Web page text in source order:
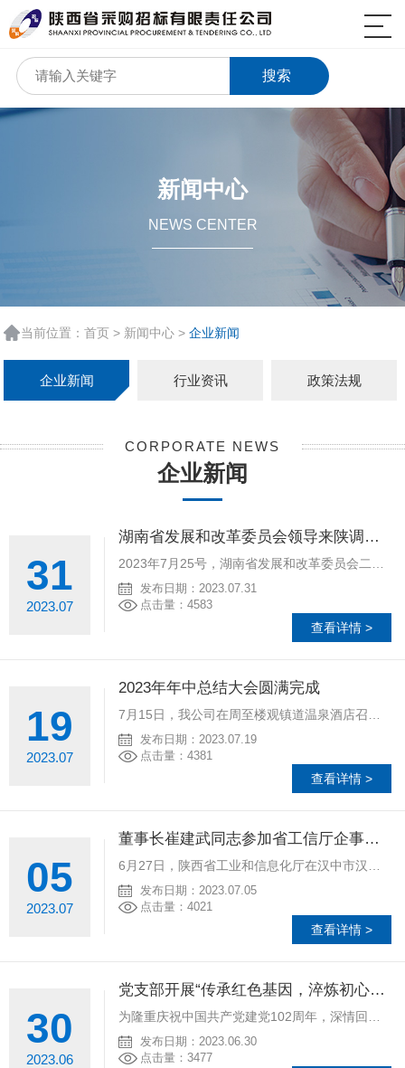
搜索
新闻中心
NEWS CENTER
企业新闻 行业资讯 政策法规
当前位置： 首页 > 新闻中心 > 企业新闻
CORPORATE NEWS
企业新闻
31
2023.07
湖南省发展和改革委员会领导来陕调研我公司承接的陕西省消防救援总队代建项目
发布日期：2023.07.31
点击量：4583
查看详情 >
19
2023.07
2023年年中总结大会圆满完成
发布日期：2023.07.19
点击量：4381
查看详情 >
05
2023.07
董事长崔建武同志参加省工信厅企事业单位干部创新发展能力提升培训班
发布日期：2023.07.05
点击量：4021
查看详情 >
30
2023.06
党支部开展“传承红色基因，淬炼初心使命”主题党日活动
发布日期：2023.06.30
点击量：3477